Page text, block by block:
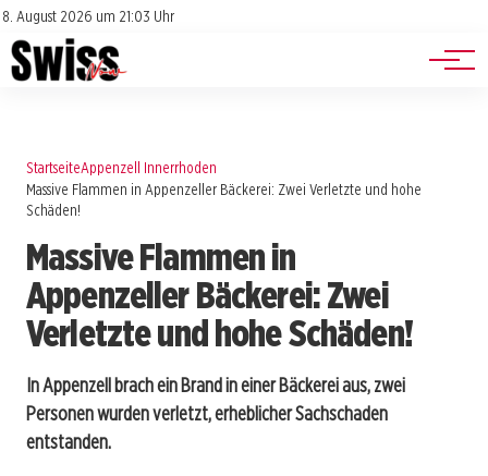
8. August 2026 um 21:03 Uhr
Impressum
Datenschutz
Jobs
Events
StartseiteAppenzell Innerrhoden
Massive Flammen in Appenzeller Bäckerei: Zwei Verletzte und hohe
Schäden!
Massive Flammen in
Appenzeller Bäckerei: Zwei
Verletzte und hohe Schäden!
In Appenzell brach ein Brand in einer Bäckerei aus, zwei
Personen wurden verletzt, erheblicher Sachschaden
entstanden.